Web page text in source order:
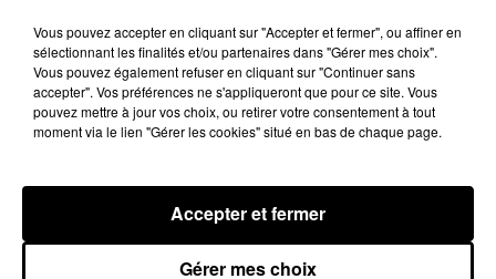
Une publication partagée par Niro (@niro_compteofficiel)
Le compte à rebours est bel et bien lancé !
Hip-Hop News
Vous pouvez accepter en cliquant sur "Accepter et fermer", ou affiner en
sélectionnant les finalités et/ou partenaires dans "Gérer mes choix".
Vous pouvez également refuser en cliquant sur "Continuer sans
accepter". Vos préférences ne s'appliqueront que pour ce site. Vous
pouvez mettre à jour vos choix, ou retirer votre consentement à tout
moment via le lien "Gérer les cookies" situé en bas de chaque page.
Gérer mes choix
Accepter et fermer